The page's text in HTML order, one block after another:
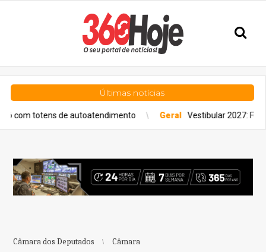
Últimas notícias
de autoatendimento Geral Vestibular 2027: Fuvest lança Guia
Câmara dos Deputados Câmara